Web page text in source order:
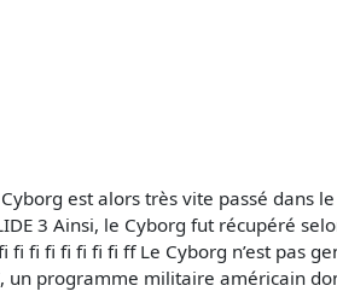
est alors très vite passé dans
3 Ainsi, le Cyborg fut récupéré
fi fi fi fi fi fi fi ff Le Cyborg n’est pas
un programme militaire américain